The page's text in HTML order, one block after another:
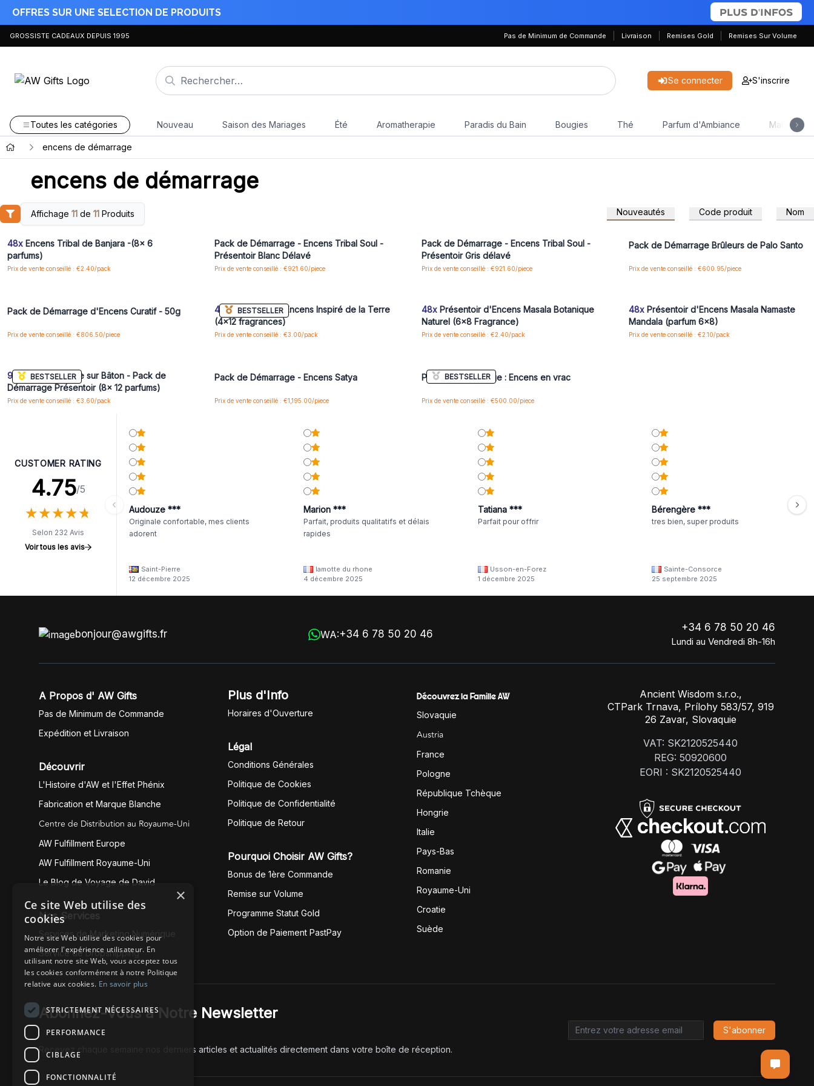
OFFRES SUR UNE SELECTION DE PRODUITS PLUS D'INFOS
GROSSISTE CADEAUX DEPUIS 1995 Pas de Minimum de Commande Livraison Remises Gold Remises Sur Volume
Se connecter S'inscrire
Toutes les catégories Nouveau Saison des Mariages Été Aromatherapie Paradis du Bain Bougies Thé Parfum d'Ambiance Maison &
encens de démarrage
encens de démarrage
Affichage 11de 11Produits Nouveautés Code produit Nom
Connectez-vous ou inscrivez-vous pour accéder
aux prix de gros
48x Encens Tribal de Banjara -(8x 6
parfums)
Prix de vente conseillé : €2.40/pack
Pack de Démarrage - Encens Tribal Soul -
Présentoir Blanc Délavé
Prix de vente conseillé : €921.60/piece
Pack de Démarrage - Encens Tribal Soul -
Présentoir Gris délavé
Prix de vente conseillé : €921.60/piece
Connectez-vous ou inscrivez-vous pour accéder
aux prix de gros
Pack de Démarrage Brûleurs de Palo Santo
Prix de vente conseillé : €600.95/piece
Pack de Démarrage d'Encens Curatif - 50g
Prix de vente conseillé : €806.50/piece
BESTSELLER
48xPrésentoir d'Encens Inspiré de la Terre
(4x12 fragrances)
Prix de vente conseillé : €3.00/pack
48x Présentoir d'Encens Masala Botanique
Naturel (6x8 Fragrance)
Prix de vente conseillé : €2.40/pack
48x Présentoir d'Encens Masala Namaste
Mandala (parfum 6x8)
Prix de vente conseillé : €2.10/pack
BESTSELLER
96xRésine Rituelle sur Bâton - Pack de
Démarrage Présentoir (8x 12 parfums)
Prix de vente conseillé : €3.60/pack
Pack de Démarrage - Encens Satya
Prix de vente conseillé : €1,195.00/piece
BESTSELLER
Pack de Démarrage : Encens en vrac
Prix de vente conseillé : €500.00/piece
CUSTOMER RATING
4.75/5
★★★★★
★★★★★
Selon 232 Avis
Voir tous les avis
Audouze ***
Originale confortable, mes clients
adorent
Saint-Pierre
12 décembre 2025
Marion ***
Parfait, produits qualitatifs et délais
rapides
lamotte du rhone
4 décembre 2025
Tatiana ***
Parfait pour offrir
Usson-en-Forez
1 décembre 2025
Bérengère ***
tres bien, super produits
Sainte-Consorce
25 septembre 2025
bonjour@awgifts.fr WA:+34 6 78 50 20 46
+34 6 78 50 20 46
Lundi au Vendredi 8h-16h
A Propos d' AW Gifts
Pas de Minimum de Commande
Expédition et Livraison
Découvrir
L'Histoire d'AW et l'Effet Phénix
Fabrication et Marque Blanche
Centre de Distribution au Royaume-Uni
AW Fulfillment Europe
AW Fulfillment Royaume-Uni
Le Blog de Voyage de David
Nos Services
Services de Marketing Numérique
Service de Dropshipping
Plus d'Info
Horaires d'Ouverture
Légal
Conditions Générales
Politique de Cookies
Politique de Confidentialité
Politique de Retour
Pourquoi Choisir AW Gifts?
Bonus de 1ère Commande
Remise sur Volume
Programme Statut Gold
Option de Paiement PastPay
Découvrez la Famille AW
Slovaquie
Austria
France
Pologne
République Tchèque
Hongrie
Italie
Pays-Bas
Romanie
Royaume-Uni
Croatie
Suède
Ancient Wisdom s.r.o.,
CTPark Trnava, Prílohy 583/57, 919
26 Zavar, Slovaquie
VAT: SK2120525440
REG: 50920600
EORI : SK2120525440
Abonnez-Vous à Notre Newsletter
Recevez chaque semaine nos derniers articles et actualités directement dans votre boîte de réception.
Email address
S'abonner
×
Ce site Web utilise des
cookies
Notre site Web utilise des cookies pour
améliorer l'expérience utilisateur. En
utilisant notre site Web, vous acceptez tous
les cookies conformément à notre Politique
relative aux cookies. En savoir plus
STRICTEMENT NÉCESSAIRES
PERFORMANCE
CIBLAGE
FONCTIONNALITÉ